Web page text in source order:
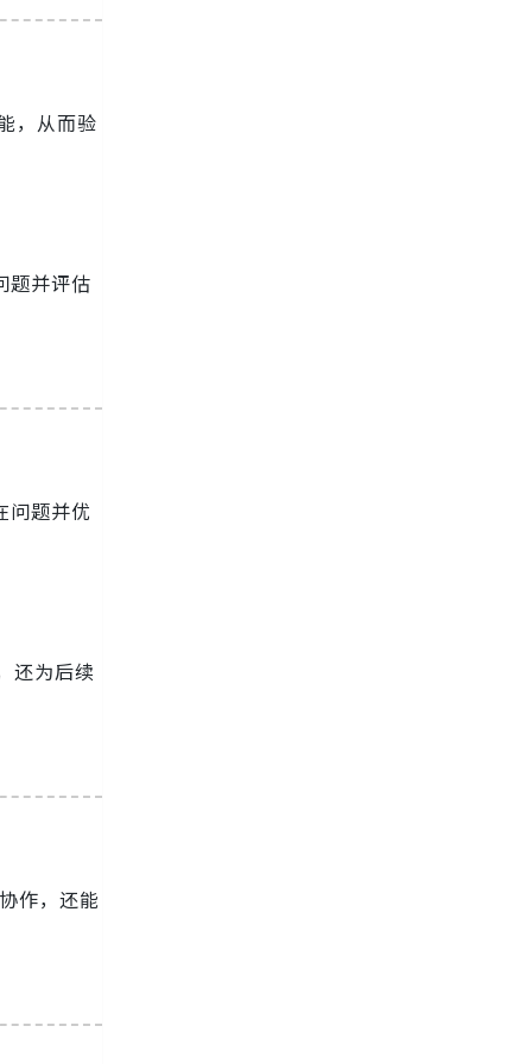
，从而验
题并评估
问题并优
还为后续
作，还能